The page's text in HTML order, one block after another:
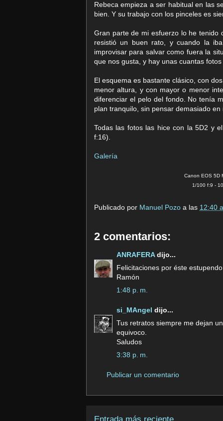
Rebeca empieza a ser habitual en las
bien. Y su trabajo con los pinceles es
Gran parte de mi esfuerzo lo he tenido
resistió un buen rato, y cuando la
improvisar para salvar como fuera la
que nos gusta, y hay unas cuantas
El esquema es bastante clásico, con
menor altura, y con mayor o menor
diferenciar el pelo del fondo. No tenía
plan tranquilo, sin pensar demasiado
Todas las fotos las hice con la 5D2 y
f:16).
Galería
Canon EOS 5D
1/100 f:9 -
Publicado por Manuel Pozo a las 12:40
2 comentarios:
ANRAFERAdijo...
Felicitaciones por éste
Ramón
1:48 p. m.
si_MAngel dijo...
Tus retratos siempre me dejan
equivoco.
Saludos
3:38 p. m.
Publicar un comentario